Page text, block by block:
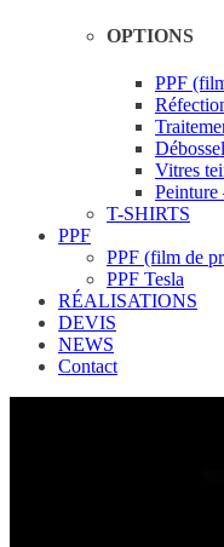
OPTIONS
PPF
Vitres
Peinture
T-SHIRTS
PPF
PPF (film de
PPF Tesla
RÉALISATIONS
DEVIS
NEWS
Contact